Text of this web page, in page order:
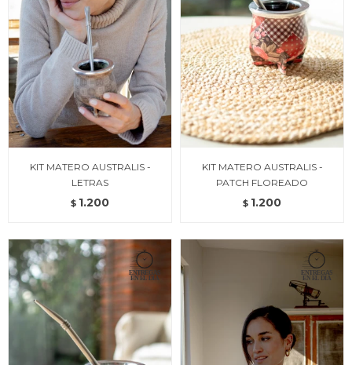
KIT MATERO AUSTRALIS -
LETRAS
$ 1.200
KIT MATERO AUSTRALIS -
PATCH FLOREADO
$ 1.200